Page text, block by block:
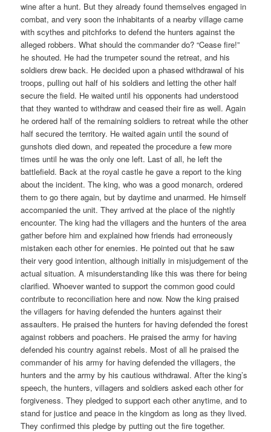
wine after a hunt. But they already found themselves engaged in
combat, and very soon the inhabitants of a nearby village came
with scythes and pitchforks to defend the hunters against the
alleged robbers. What should the commander do? “Cease fire!”
he shouted. He had the trumpeter sound the retreat, and his
soldiers drew back. He decided upon a phased withdrawal of his
troops, pulling out half of his soldiers and letting the other half
secure the field. He waited until his opponents had understood
that they wanted to withdraw and ceased their fire as well. Again
he ordered half of the remaining soldiers to retreat while the other
half secured the territory. He waited again until the sound of
gunshots died down, and repeated the procedure a few more
times until he was the only one left. Last of all, he left the
battlefield. Back at the royal castle he gave a report to the king
about the incident. The king, who was a good monarch, ordered
them to go there again, but by daytime and unarmed. He himself
accompanied the unit. They arrived at the place of the nightly
encounter. The king had the villagers and the hunters of the area
gather before him and explained how friends had erroneously
mistaken each other for enemies. He pointed out that he saw
their very good intention, although initially in misjudgement of the
actual situation. A misunderstanding like this was there for being
clarified. Whoever wanted to support the common good could
contribute to reconciliation here and now. Now the king praised
the villagers for having defended the hunters against their
assaulters. He praised the hunters for having defended the forest
against robbers and poachers. He praised the army for having
defended his country against rebels. Most of all he praised the
commander of his army for having defended the villagers, the
hunters and the army by his cautious withdrawal. After the king’s
speech, the hunters, villagers and soldiers asked each other for
forgiveness. They pledged to support each other anytime, and to
stand for justice and peace in the kingdom as long as they lived.
They confirmed this pledge by putting out the fire together.